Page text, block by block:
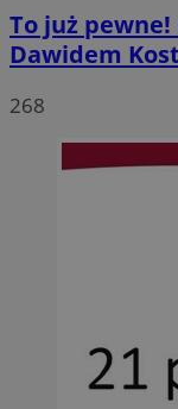
To już
Dawidem
268